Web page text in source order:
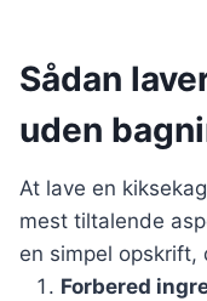
Sådan
uden
At lave en
mest tiltalende
en simpel opskrift,
Forbered